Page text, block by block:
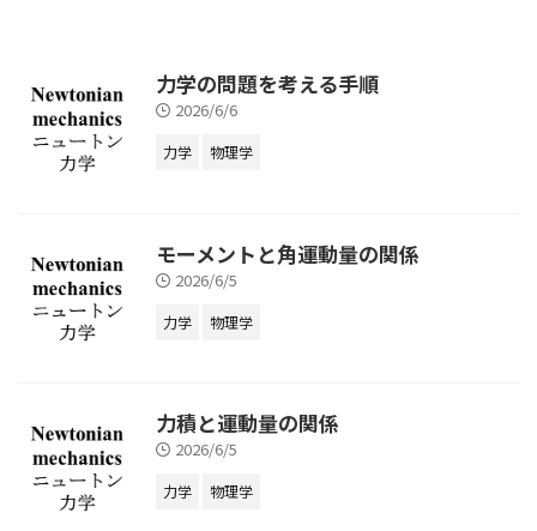
力学の問題を考える手順
2026/6/6
力学 物理学
モーメントと角運動量の関係
2026/6/5
力学 物理学
力積と運動量の関係
2026/6/5
力学 物理学